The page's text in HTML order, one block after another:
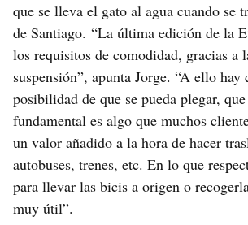
que se lleva el gato al agua cuando se
de Santiago. “La última edición de la
los requisitos de comodidad, gracias a
suspensión”, apunta Jorge. “A ello hay
posibilidad de que se pueda plegar,
fundamental es algo que muchos
un valor añadido a la hora de hacer
autobuses, trenes, etc. En lo que
para llevar las bicis a origen o
muy útil”.